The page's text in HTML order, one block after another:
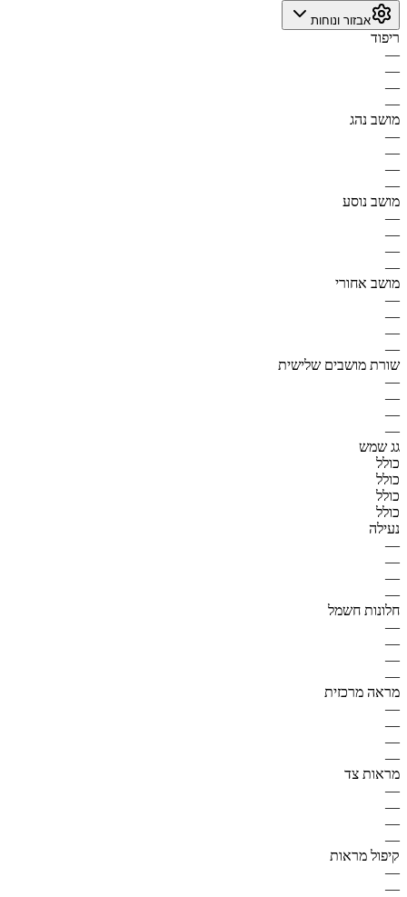
אבזור ונוחות
ריפוד
—
—
—
—
מושב נהג
—
—
—
—
מושב נוסע
—
—
—
—
מושב אחורי
—
—
—
—
שורת מושבים שלישית
—
—
—
—
גג שמש
כולל
כולל
כולל
כולל
נעילה
—
—
—
—
חלונות חשמל
—
—
—
—
מראה מרכזית
—
—
—
—
מראות צד
—
—
—
—
קיפול מראות
—
—